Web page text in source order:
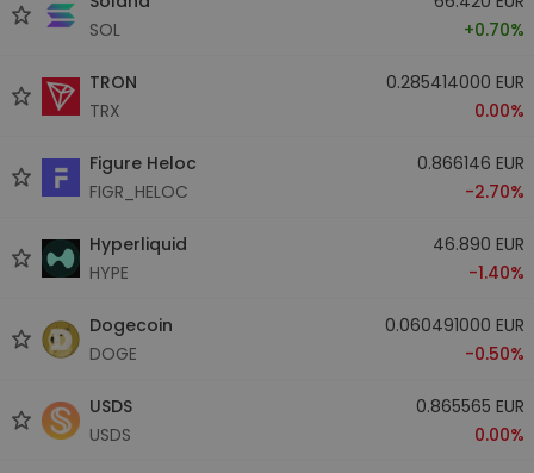
SOL
+0.70%
TRON
TRX
0.285414000 EUR
0.00%
Figure Heloc
FIGR_HELOC
0.866146 EUR
-2.70%
Hyperliquid
HYPE
46.890 EUR
-1.40%
Dogecoin
DOGE
0.060491000 EUR
-0.50%
USDS
USDS
0.865565 EUR
0.00%